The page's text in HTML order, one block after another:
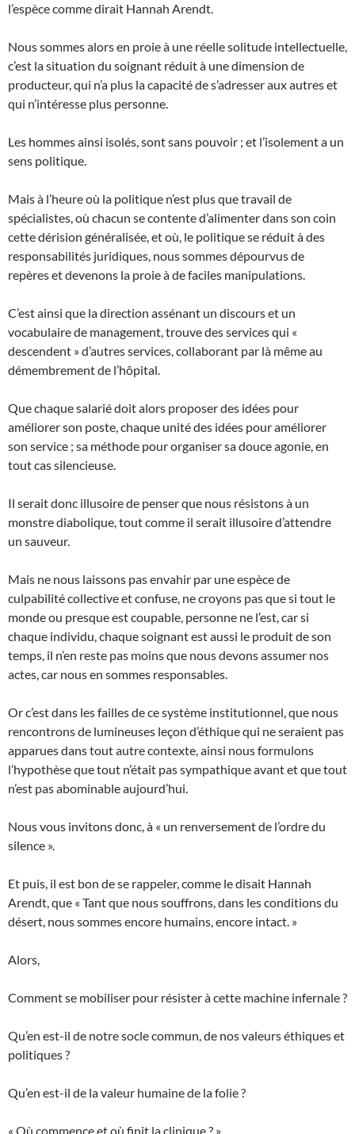
l’espèce comme dirait Hannah Arendt.
Nous sommes alors en proie à une réelle solitude intellectuelle,
c’est la situation du soignant réduit à une dimension de
producteur, qui n’a plus la capacité de s’adresser aux autres et
qui n’intéresse plus personne.
Les hommes ainsi isolés, sont sans pouvoir ; et l’isolement a un
sens politique.
Mais à l’heure où la politique n’est plus que travail de
spécialistes, où chacun se contente d’alimenter dans son coin
cette dérision généralisée, et où, le politique se réduit à des
responsabilités juridiques, nous sommes dépourvus de
repères et devenons la proie à de faciles manipulations.
C’est ainsi que la direction assénant un discours et un
vocabulaire de management, trouve des services qui «
descendent » d’autres services, collaborant par là même au
démembrement de l’hôpital.
Que chaque salarié doit alors proposer des idées pour
améliorer son poste, chaque unité des idées pour améliorer
son service ; sa méthode pour organiser sa douce agonie, en
tout cas silencieuse.
Il serait donc illusoire de penser que nous résistons à un
monstre diabolique, tout comme il serait illusoire d’attendre
un sauveur.
Mais ne nous laissons pas envahir par une espèce de
culpabilité collective et confuse, ne croyons pas que si tout le
monde ou presque est coupable, personne ne l’est, car si
chaque individu, chaque soignant est aussi le produit de son
temps, il n’en reste pas moins que nous devons assumer nos
actes, car nous en sommes responsables.
Or c’est dans les failles de ce système institutionnel, que nous
rencontrons de lumineuses leçon d’éthique qui ne seraient pas
apparues dans tout autre contexte, ainsi nous formulons
l’hypothèse que tout n’était pas sympathique avant et que tout
n’est pas abominable aujourd’hui.
Nous vous invitons donc, à « un renversement de l’ordre du
silence ».
Et puis, il est bon de se rappeler, comme le disait Hannah
Arendt, que « Tant que nous souffrons, dans les conditions du
désert, nous sommes encore humains, encore intact. »
Alors,
Comment se mobiliser pour résister à cette machine infernale ?
Qu’en est-il de notre socle commun, de nos valeurs éthiques et
politiques ?
Qu’en est-il de la valeur humaine de la folie ?
« Où commence et où finit la clinique ? »